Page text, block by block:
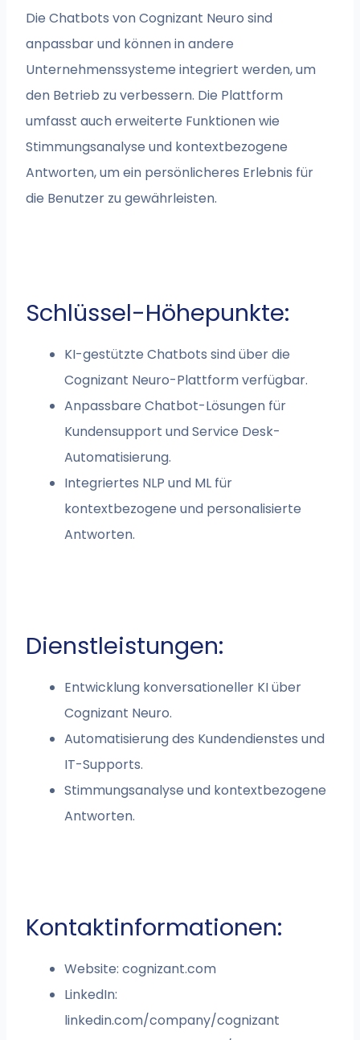
Die Chatbots von Cognizant Neuro sind
anpassbar und können in andere
Unternehmenssysteme integriert werden, um
den Betrieb zu verbessern. Die Plattform
umfasst auch erweiterte Funktionen wie
Stimmungsanalyse und kontextbezogene
Antworten, um ein persönlicheres Erlebnis für
die Benutzer zu gewährleisten.
Schlüssel-Höhepunkte:
KI-gestützte Chatbots sind über die
Cognizant Neuro-Plattform verfügbar.
Anpassbare Chatbot-Lösungen für
Kundensupport und Service Desk-
Automatisierung.
Integriertes NLP und ML für
kontextbezogene und personalisierte
Antworten.
Dienstleistungen:
Entwicklung konversationeller KI über
Cognizant Neuro.
Automatisierung des Kundendienstes und
IT-Supports.
Stimmungsanalyse und kontextbezogene
Antworten.
Kontaktinformationen:
Website: cognizant.com
LinkedIn:
linkedin.com/company/cognizant